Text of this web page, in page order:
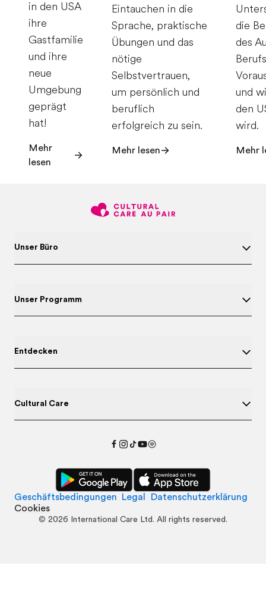
in den USA
ihre
Gastfamilie
und ihre
neue
Umgebung
geprägt
hat!
Mehr
lesen
Eintauchen in die
Sprache, praktische
Übungen und das
nötige
Selbstvertrauen,
um persönlich und
beruflich
erfolgreich zu sein.
Mehr lesen
die
des
und
den
wird.
Mehr
Unser Büro
Unser Programm
Entdecken
Cultural Care
Geschäftsbedingungen Legal
Datenschutzerklärung
Cookies
© 2026 International Care Ltd. All rights reserved.